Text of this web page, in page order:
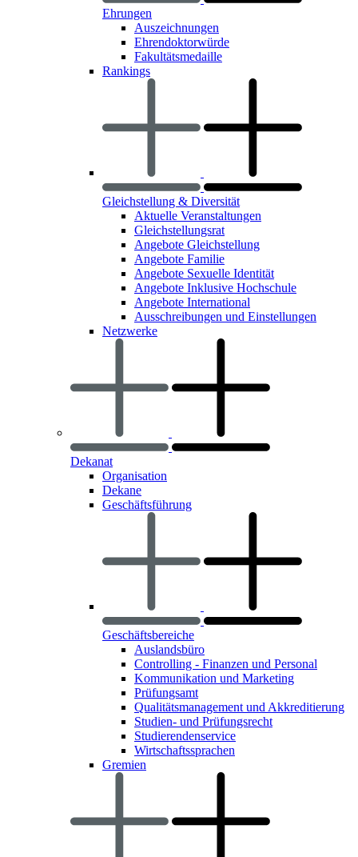
Ehrungen
Auszeichnungen
Ehrendoktorwürde
Fakultätsmedaille
Rankings
Gleichstellung & Diversität
Aktuelle Veranstaltungen
Gleichstellungsrat
Angebote Gleichstellung
Angebote Familie
Angebote Sexuelle Identität
Angebote Inklusive Hochschule
Angebote International
Ausschreibungen und Einstellungen
Netzwerke
Dekanat
Organisation
Dekane
Geschäftsführung
Geschäftsbereiche
Auslandsbüro
Controlling - Finanzen und Personal
Kommunikation und Marketing
Prüfungsamt
Qualitätsmanagement und Akkreditierung
Studien- und Prüfungsrecht
Studierendenservice
Wirtschaftssprachen
Gremien